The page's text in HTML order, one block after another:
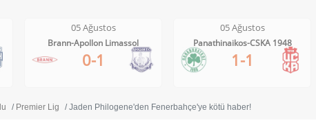
05 Ağustos
Brann-Apollon Limassol
0-1
05 Ağustos
Panathinaikos-CSKA 1948
1-1
Premier Lig Jaden Philogene'den Fenerbahçe'ye kötü haber!